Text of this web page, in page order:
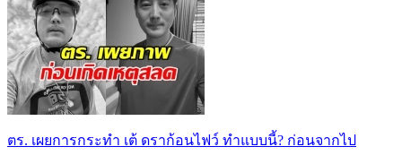
ตร. เผยการกระทำ เต้ ดราก้อนไฟว์ ทำแบบนี้? ก่อนจากไป